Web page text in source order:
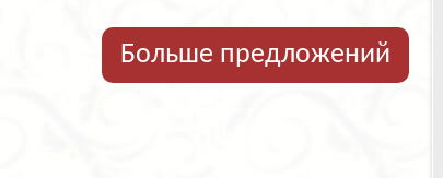
Больше предложений